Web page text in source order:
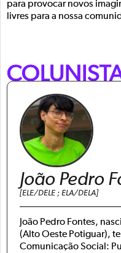
para provocar novos
livres para a nossa
João Pedro
[ELE/DELE ; ELA/DELA]
João Pedro Fontes,
(Alto Oeste Potiguar),
Comunicação Social: